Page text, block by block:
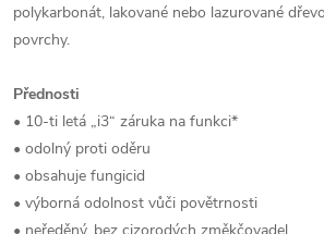
polykarbonát, lakované nebo lazurované
povrchy.
Přednosti
• 10-ti letá „i3“ záruka na funkci*
• odolný proti oděru
• obsahuje fungicid
• výborná odolnost vůči povětrnosti
• neředěný, bez cizorodých změkčovadel